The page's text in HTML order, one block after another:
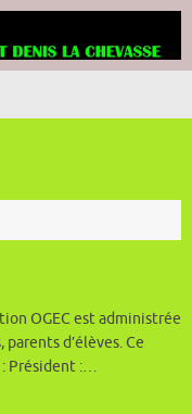
OGEC est administrée
d’élèves. Ce
: Président :…